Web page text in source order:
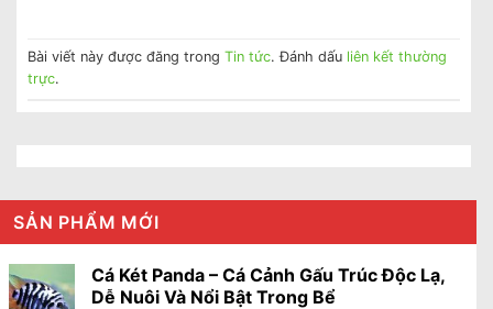
Bài viết này được đăng trong Tin tức. Đánh dấu liên kết thường
trực.
SẢN PHẨM MỚI
Cá Két Panda – Cá Cảnh Gấu Trúc Độc Lạ,
Dễ Nuôi Và Nổi Bật Trong Bể